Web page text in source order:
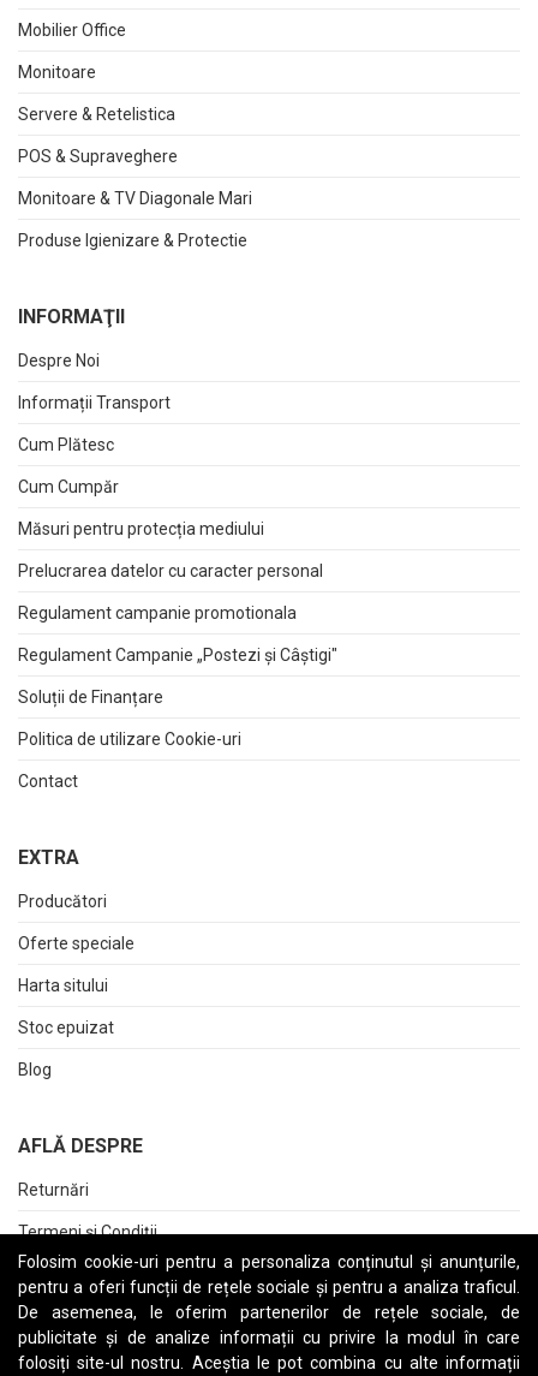
Folosim cookie-uri pentru a personaliza conținutul și anunțurile,
pentru a oferi funcții de rețele sociale și pentru a analiza traficul.
De asemenea, le oferim partenerilor de rețele sociale, de
publicitate și de analize informații cu privire la modul în care
folosiți site-ul nostru. Aceștia le pot combina cu alte informații
Mobilier Office
Monitoare
Servere & Retelistica
POS & Supraveghere
Monitoare & TV Diagonale Mari
Produse Igienizare & Protectie
INFORMAŢII
Despre Noi
Informații Transport
Cum Plătesc
Cum Cumpăr
Măsuri pentru protecția mediului
Prelucrarea datelor cu caracter personal
Regulament campanie promotionala
Regulament Campanie „Postezi și Câștigi"
Soluții de Finanțare
Politica de utilizare Cookie-uri
Contact
EXTRA
Producători
Oferte speciale
Harta sitului
Stoc epuizat
Blog
AFLĂ DESPRE
Returnări
Termeni și Condiții
Raport date personale
Cerere stergere cont